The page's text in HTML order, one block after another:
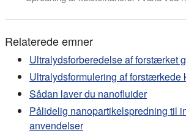
Relaterede emner
Ultralydsforberedelse af forstærket
Ultralydsformulering af forstærkede
Sådan laver du nanofluider
Pålidelig nanopartikelspredning til
anvendelser